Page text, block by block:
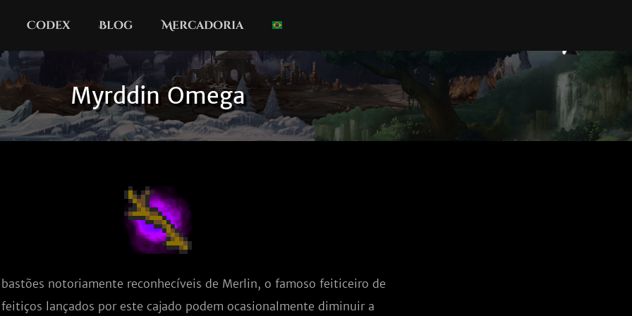
Codex Blog Mercadoria
Myrddin Omega
notoriamente reconhecíveis de Merlin, o famoso feiticeiro de
lançados por este cajado podem ocasionalmente diminuir a